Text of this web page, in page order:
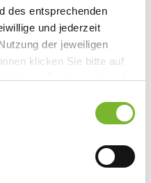
des entsprechenden
und jederzeit
der jeweiligen
klicken Sie bitte auf
zur Änderung besteht
Klinik f. Psychiatrie,
d. Kindes- u